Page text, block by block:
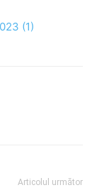
(1)
Articolul următor